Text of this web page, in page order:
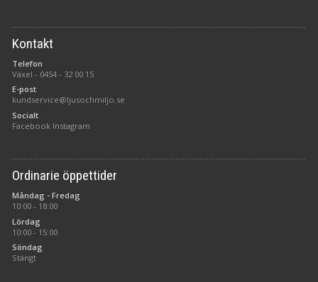
Kontakt
Telefon
Växel - 0454 - 32 00 15
E-post
kundservice@ljusochmiljo.se
Socialt
Facebook Instagram
Ordinarie öppettider
Måndag - Fredag
10:00 - 18:00
Lördag
10:00 - 15:00
Söndag
Stängt